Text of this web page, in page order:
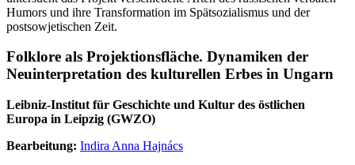
Humors und ihre Transformation im Spätsozialismus und der
postsowjetischen Zeit.
Folklore als Projektionsfläche. Dynamiken der
Neuinterpretation des kulturellen Erbes in Ungarn
Leibniz-Institut für Geschichte und Kultur des östlichen
Europa in Leipzig (GWZO)
Bearbeitung: Indira Anna Hajnács